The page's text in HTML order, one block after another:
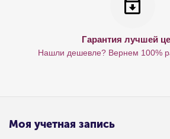
Гарантия лучшей
Нашли дешевле? Вернем 100%
Моя учетная запись